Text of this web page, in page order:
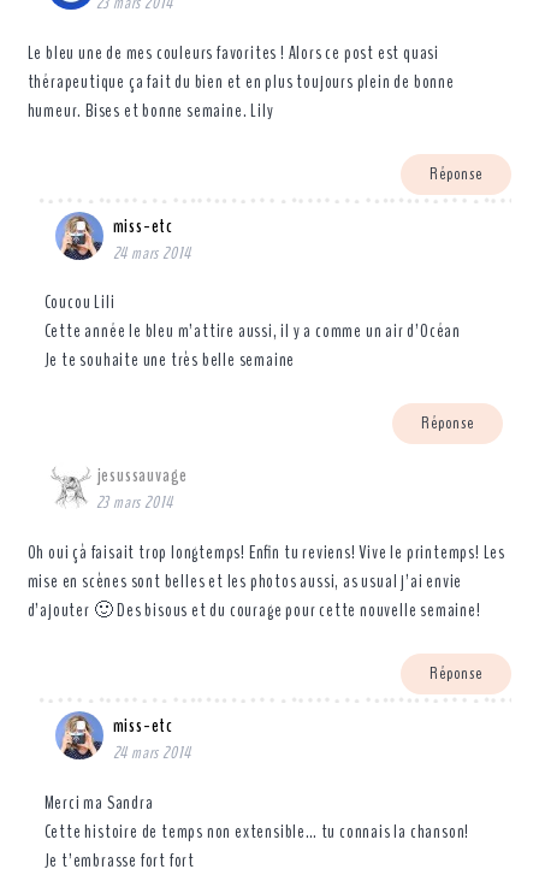
Le bleu une de mes couleurs favorites ! Alors ce post est quasi
thérapeutique ça fait du bien et en plus toujours plein de bonne
humeur. Bises et bonne semaine. Lily
Réponse
miss-etc
24 mars 2014
Coucou Lili
Cette année le bleu m’attire aussi, il y a comme un air d’Océan
Je te souhaite une très belle semaine
Réponse
jesussauvage
23 mars 2014
Oh oui çà faisait trop longtemps! Enfin tu reviens! Vive le printemps! Les
mise en scènes sont belles et les photos aussi, as usual j’ai envie
d’ajouter 🙂 Des bisous et du courage pour cette nouvelle semaine!
Réponse
miss-etc
24 mars 2014
Merci ma Sandra
Cette histoire de temps non extensible… tu connais la chanson!
Je t’embrasse fort fort